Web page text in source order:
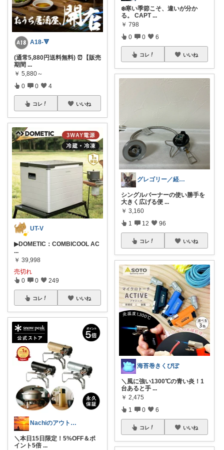
A18-🔻
(通常5,880円送料無料) ⏰【販売
期間 ...
￥ 5,880～
0 0 4
コレ いいね
UT-V
▶DOMETIC：COMBICOOL AC
...
￥ 39,998
売切れ
0 0 249
コレ いいね
Nachiのアウトドアライフ⛺️🎣
＼本日15日限定！5%OFF＆ポ
イント5倍 ...
❄️寒い季節こそ、違いが分か
る。 CAPT ...
￥ 798
0 0 6
コレ いいね
グレゴリー／経由購入感謝です💕
シングルバーナーの使い勝手を
大きく広げる便 ...
￥ 3,160
1 12 96
コレ いいね
海苔巻きくぴぽ
＼風に強い1300℃の青い炎！1
台あると手 ...
￥ 2,475
1 0 6
コレ いいね